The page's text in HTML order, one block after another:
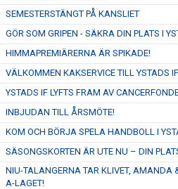
SEMESTERSTÄNGT PÅ KANSLIET
GÖR SOM GRIPEN - SÄKRA DIN PLATS I
HIMMAPREMIÄRERNA ÄR SPIKADE!
VÄLKOMMEN KAKSERVICE TILL YSTADS
YSTADS IF LYFTS FRAM AV
INBJUDAN TILL ÅRSMÖTE!
KOM OCH BÖRJA SPELA HANDBOLL I
SÄSONGSKORTEN ÄR UTE NU – DIN
NIU-TALANGERNA TAR KLIVET, AMANDA
A-LAGET!